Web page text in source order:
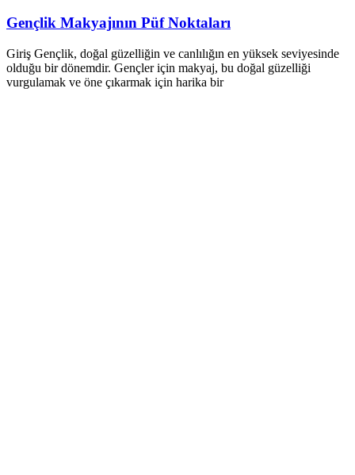
Gençlik Makyajının Püf Noktaları
Giriş Gençlik, doğal güzelliğin ve canlılığın en yüksek seviyesinde
olduğu bir dönemdir. Gençler için makyaj, bu doğal güzelliği
vurgulamak ve öne çıkarmak için harika bir